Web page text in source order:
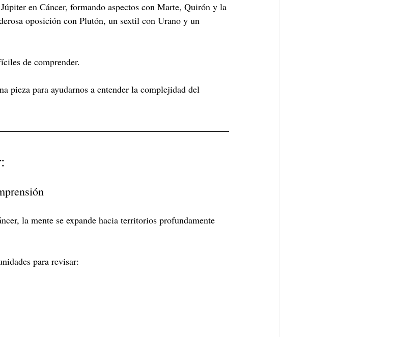
en Cáncer, formando aspectos con Marte, Quirón y la
oposición con Plutón, un sextil con Urano y un
de comprender.
pieza para ayudarnos a entender la complejidad del
la mente se expande hacia territorios profundamente
para revisar: